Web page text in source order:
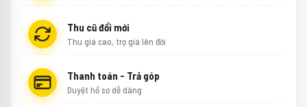
Thu cũ đổi mới
Thu giá cao, trợ giá lên đời
Thanh toán - Trả góp
Duyệt hồ sơ dễ dàng